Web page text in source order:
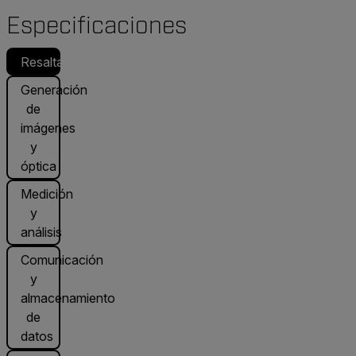
Especificaciones
Resaltado
Generación
de
imágenes
y
óptica
Medición
y
análisis
Comunicación
y
almacenamiento
de
datos